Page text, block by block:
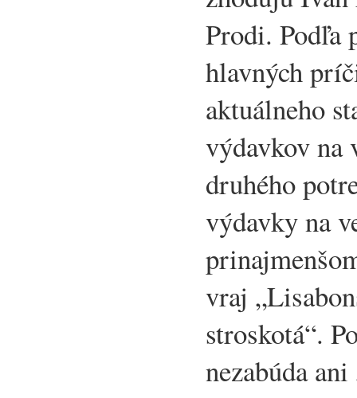
Prodi. Podľa
hlavných
aktuálneho
výdavkov na
druhého
výdavky na
vraj
stroskotá“.
nezabúda